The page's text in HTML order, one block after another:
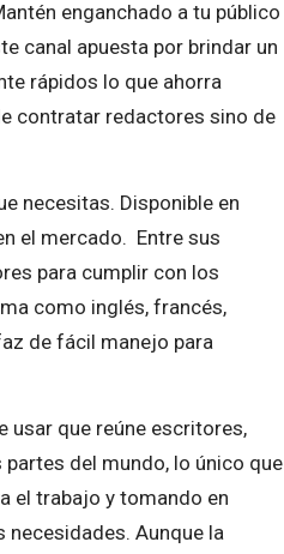
enganchado a tu público
canal apuesta por brindar un
rápidos lo que ahorra
contratar redactores sino de
necesitas. Disponible en
el mercado. Entre sus
para cumplir con los
como inglés, francés,
de fácil manejo para
usar que reúne escritores,
del mundo, lo único que
el trabajo y tomando en
necesidades. Aunque la